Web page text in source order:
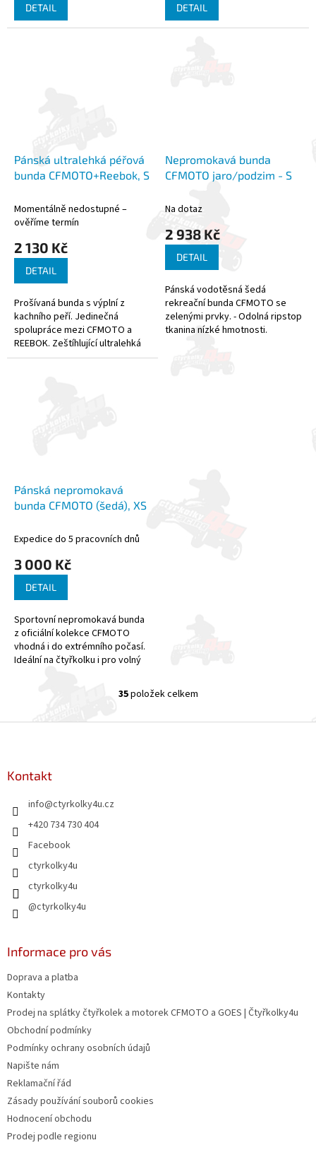
DETAIL DETAIL
Pánská ultralehká péřová
bunda CFMOTO+Reebok, S
Momentálně nedostupné –
ověříme termín
2 130 Kč
DETAIL
Prošívaná bunda s výplní z
kachního peří. Jedinečná
spolupráce mezi CFMOTO a
REEBOK. Zeštíhlující ultralehká
pánská péřová bunda s kapucí -
Nepromokavá bunda
CFMOTO jaro/podzim - S
Na dotaz
2 938 Kč
DETAIL
Pánská vodotěsná šedá
rekreační bunda CFMOTO se
zelenými prvky. - Odolná ripstop
tkanina nízké hmotnosti.
Pánská nepromokavá
bunda CFMOTO (šedá), XS
Expedice do 5 pracovních dnů
3 000 Kč
DETAIL
Sportovní nepromokavá bunda
z oficiální kolekce CFMOTO
vhodná i do extrémního počasí.
Ideální na čtyřkolku i pro volný
O
l
35položek celkem
Kontakt
info@ctyrkolky4u.cz
+420 734 730 404
Facebook
ctyrkolky4u
ctyrkolky4u
@ctyrkolky4u
Informace pro vás
Doprava a platba
Kontakty
Prodej na splátky čtyřkolek a motorek CFMOTO a GOES | Čtyřkolky4u
Obchodní podmínky
Podmínky ochrany osobních údajů
Napište nám
Reklamační řád
Zásady používání souborů cookies
Hodnocení obchodu
Prodej podle regionu